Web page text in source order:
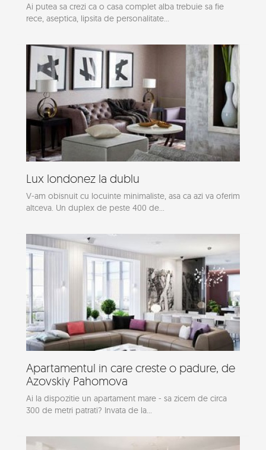
Ai putea sa crezi ca o casa complet alba trebuie sa fie
rece, aseptica, lipsita de personalitate...
Lux londonez la dublu
V-am obisnuit cu locuinte minimaliste, asa ca azi va oferim
altceva. Un duplex de peste 400 de...
Apartamentul in care creste o padure, de
Azovskiy Pahomova
Ai la dispozitie un apartament mare - sa zicem de circa
300 de metri patrati? Invata de la...